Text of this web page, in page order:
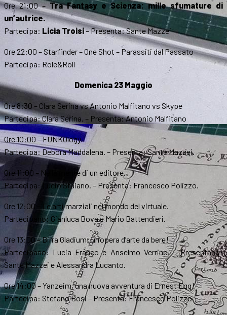
Ore 21:00 –Tra Fantasy e Scienza: mille sfumature di
un’autrice.
Partecipa: Licia Troisi– Presenta: Sante Mazzei
Ore 22:00 – Starfinder – One Shot – Parassiti dal Passato
Partecipa: Role&Roll
Domenica 23 Maggio
Ore 8:30 – Clara Serina vs Antonio Malfitano vs Skype
Partecipa: Clara Serina. – Presenta: Antonio Malfitano
Ore 10:00 – FUNKOlogy.
Partecipa: Debora Maddalena. – Presenta: Sante Mazzei.
Ore 11:00 – Nella mente di un editore.
Partecipa: Lucio Staiano. – Presenta: Francesco Polizzo.
Ore 12:00 – Le arti marziali nel mondo del virtuale.
Partecipano: Gianluca Bova e Mario Battendieri.
Ore 13:00 – Birra Gladium: un’opera d’arte da bere!
Partecipano: Lucia Franco e Anselmo Verrino. – Presentano:
Sante Mazzei e Alessandra Lucanto.
Ore 14:00 – Yanzeim, una nuova avventura di Ernest Egg!
Partecipa: Stefano Bosi – Presenta: Francesco Polizzo.